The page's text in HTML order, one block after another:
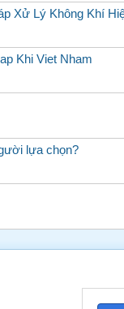
Xử Lý Không Khí
Khi Viet Nham
lựa chọn?